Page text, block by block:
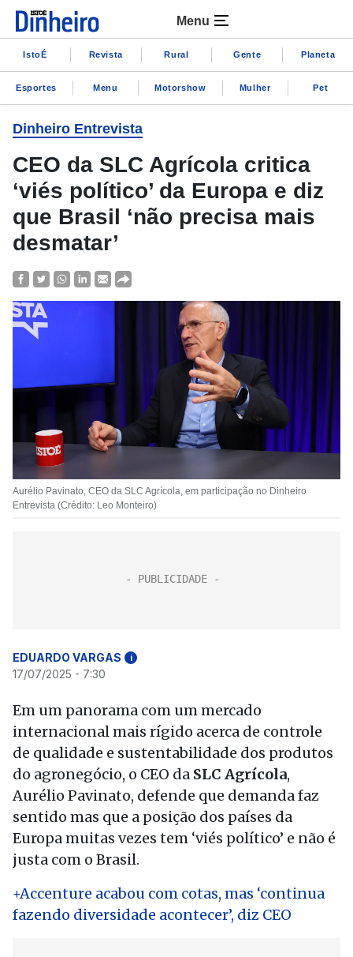
Menu
IstoÉ Revista Rural Gente Planeta
Esportes Menu Motorshow Mulher Pet
Dinheiro Entrevista
CEO da SLC Agrícola critica
‘viés político’ da Europa e diz
que Brasil ‘não precisa mais
desmatar’
Aurélio Pavinato, CEO da SLC Agrícola, em participação no Dinheiro
Entrevista (Crédito: Leo Monteiro)
EDUARDO VARGAS i
17/07/2025 - 7:30
Em um panorama com um mercado
internacional mais rígido acerca de controle
de qualidade e sustentabilidade dos produtos
do agronegócio, o CEO da SLC Agrícola,
Aurélio Pavinato, defende que demanda faz
sentido mas que a posição dos países da
Europa muitas vezes tem ‘viés político’ e não é
justa com o Brasil.
+Accenture acabou com cotas, mas ‘continua
fazendo diversidade acontecer’, diz CEO